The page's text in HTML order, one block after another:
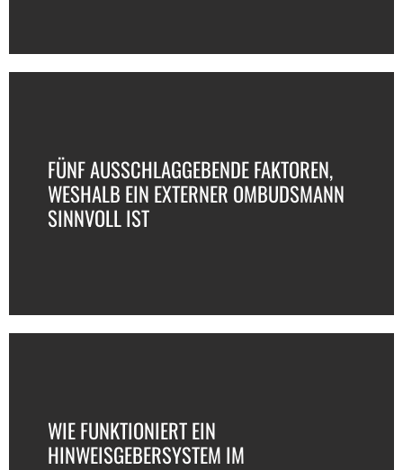
FÜNF AUSSCHLAGGEBENDE FAKTOREN,
WESHALB EIN EXTERNER OMBUDSMANN
SINNVOLL IST
WIE FUNKTIONIERT EIN
HINWEISGEBERSYSTEM IM